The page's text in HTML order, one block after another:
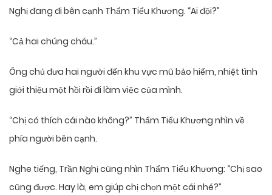
Nghị đang đi bên cạnh Thẩm Tiểu Khương. “Ai đội?”
“Cả hai chúng cháu.”
Ông chủ đưa hai người đến khu vực mũ bảo hiểm, nhiệt tình
giới thiệu một hồi rồi đi làm việc của mình.
“Chị có thích cái nào không?” Thẩm Tiểu Khương nhìn về
phía người bên cạnh.
Nghe tiếng, Trần Nghị cũng nhìn Thẩm Tiểu Khương: “Chị sao
cũng được. Hay là, em giúp chị chọn một cái nhé?”